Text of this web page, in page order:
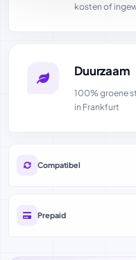
kosten of
Duurzaam
100% groene
in Frankfurt
Compatibel
Prepaid